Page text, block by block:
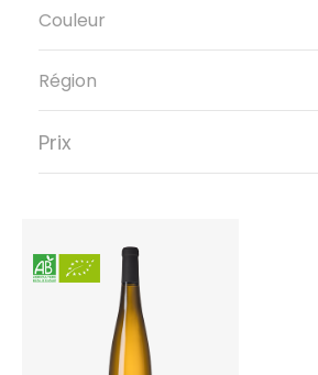
Couleur
Région
Prix